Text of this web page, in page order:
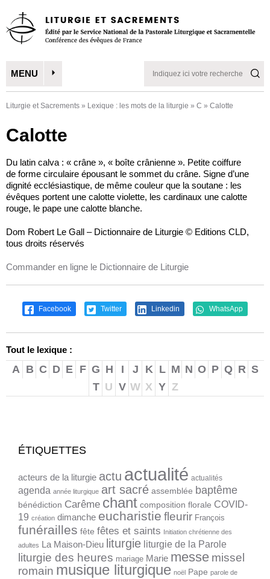
MENU
Liturgie et Sacrements » Lexique : les mots de la liturgie » C » Calotte
Calotte
Du latin calva : « crâne », « boîte crânienne ». Petite coiffure
de forme circulaire épousant le sommet du crâne. Signe d’une
dignité ecclésiastique, de même couleur que la soutane : les
évêques portent une calotte violette, les cardinaux une calotte
rouge, le pape une calotte blanche.
Dom Robert Le Gall – Dictionnaire de Liturgie © Editions CLD,
tous droits réservés
Commander en ligne le Dictionnaire de Liturgie
Facebook Twitter Linkedin WhatsApp
Tout le lexique :
A B C D E F G H I J K L M N O P Q R S
T U V W X Y Z
ÉTIQUETTES
acteurs de la liturgie actu actualité actualités
agenda année liturgique art sacré assemblée baptême
bénédiction Carême chant composition florale COVID-
19 création dimanche eucharistie fleurir François
funérailles fête fêtes et saints
Initiation chrétienne des
adultes La Maison-Dieu liturgie liturgie de la Parole
liturgie des heures mariage Marie messe missel
romain musique liturgique noël Pape parole de